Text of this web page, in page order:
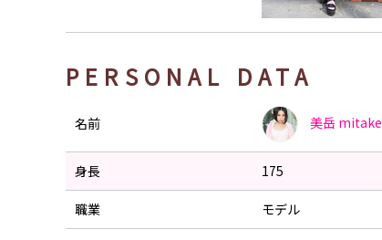
PERSONAL DATA
名前 美岳 mitake
身長 175
職業 モデル